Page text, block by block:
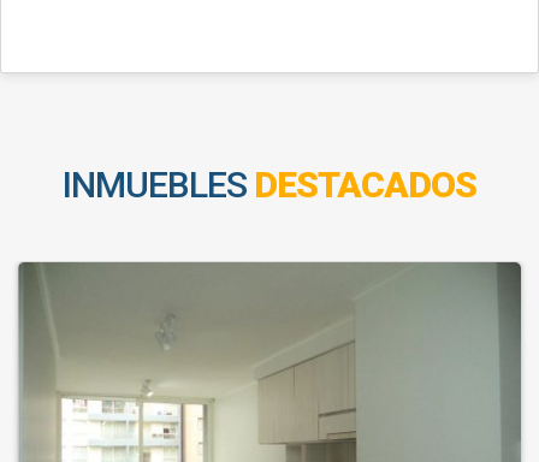
INMUEBLES DESTACADOS